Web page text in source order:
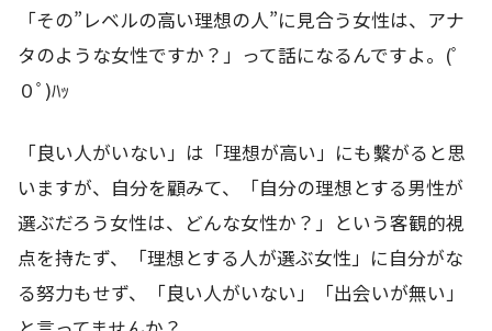
「その”レベルの高い理想の人”に見合う女性は、アナ
タのような女性ですか？」って話になるんですよ。(ﾟ
０ﾟ)ﾊｯ
「良い人がいない」は「理想が高い」にも繫がると思
いますが、自分を顧みて、「自分の理想とする男性が
選ぶだろう女性は、どんな女性か？」という客観的視
点を持たず、「理想とする人が選ぶ女性」に自分がな
る努力もせず、「良い人がいない」「出会いが無い」